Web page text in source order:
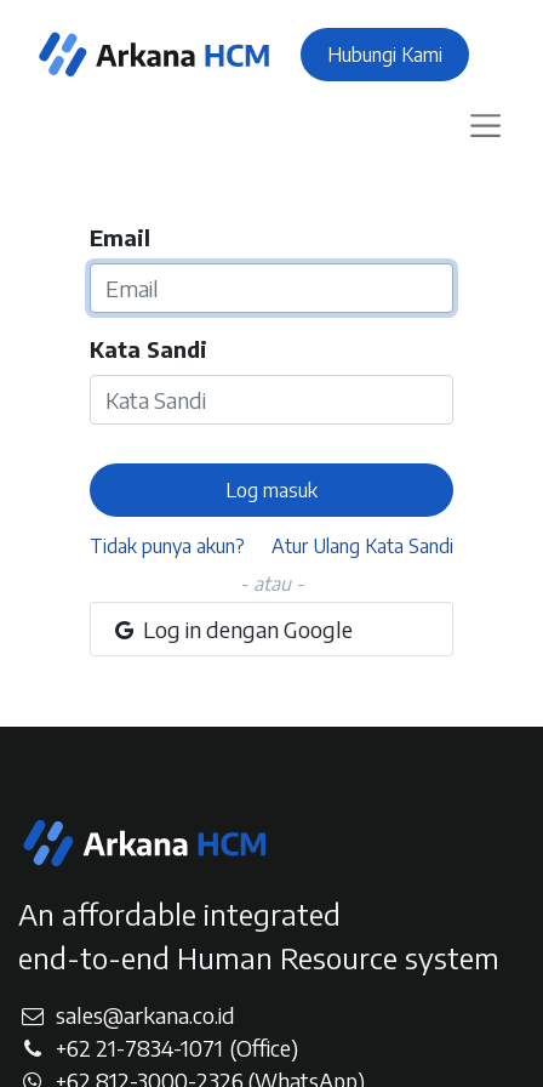
Hubungi Kami
Email
Kata Sandi
Log masuk
Tidak punya akun?
Atur Ulang Kata Sandi
- atau -
Log in dengan Google
An affordable integrated
end-to-end Human Resource system
sales@arkana.co.id
+62 21-7834-1071 (Office)
+62 812-3000-2326 (WhatsApp)